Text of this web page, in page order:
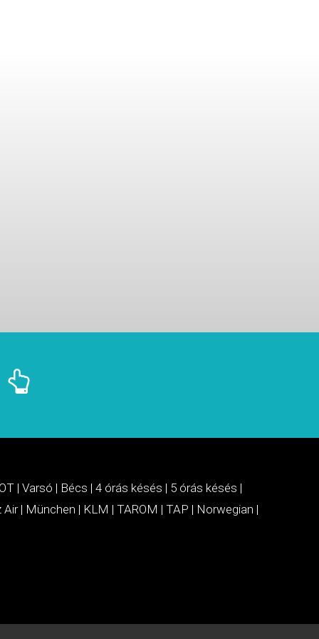
| Varsó | Bécs | 4 órás késés | 5 órás késés |
Air| München | KLM | TAROM | TAP | Norwegian |